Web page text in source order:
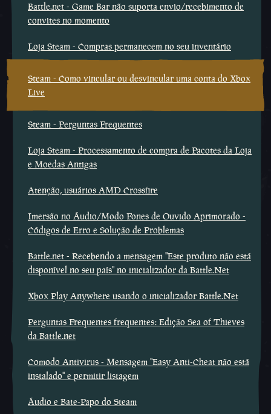
Battle.net - Game Bar não suporta envio/recebimento de
convites no momento
Loja Steam - Compras permanecem no seu inventário
Steam - Como vincular ou desvincular uma conta do Xbox
Live
Steam - Perguntas Frequentes
Loja Steam - Processamento de compra de Pacotes da Loja
e Moedas Antigas
Atenção, usuários AMD Crossfire
Imersão no Áudio/Modo Fones de Ouvido Aprimorado -
Códigos de Erro e Solução de Problemas
Battle.net - Recebendo a mensagem ''Este produto não está
disponível no seu país'' no inicializador da Battle.Net
Xbox Play Anywhere usando o inicializador Battle.Net
Perguntas Frequentes frequentes: Edição Sea of Thieves
da Battle.net
Comodo Antivirus - Mensagem ''Easy Anti-Cheat não está
instalado'' e permitir listagem
Áudio e Bate-Papo do Steam